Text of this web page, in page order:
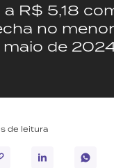
a R$ 5,18
no menor
maio de
de leitura